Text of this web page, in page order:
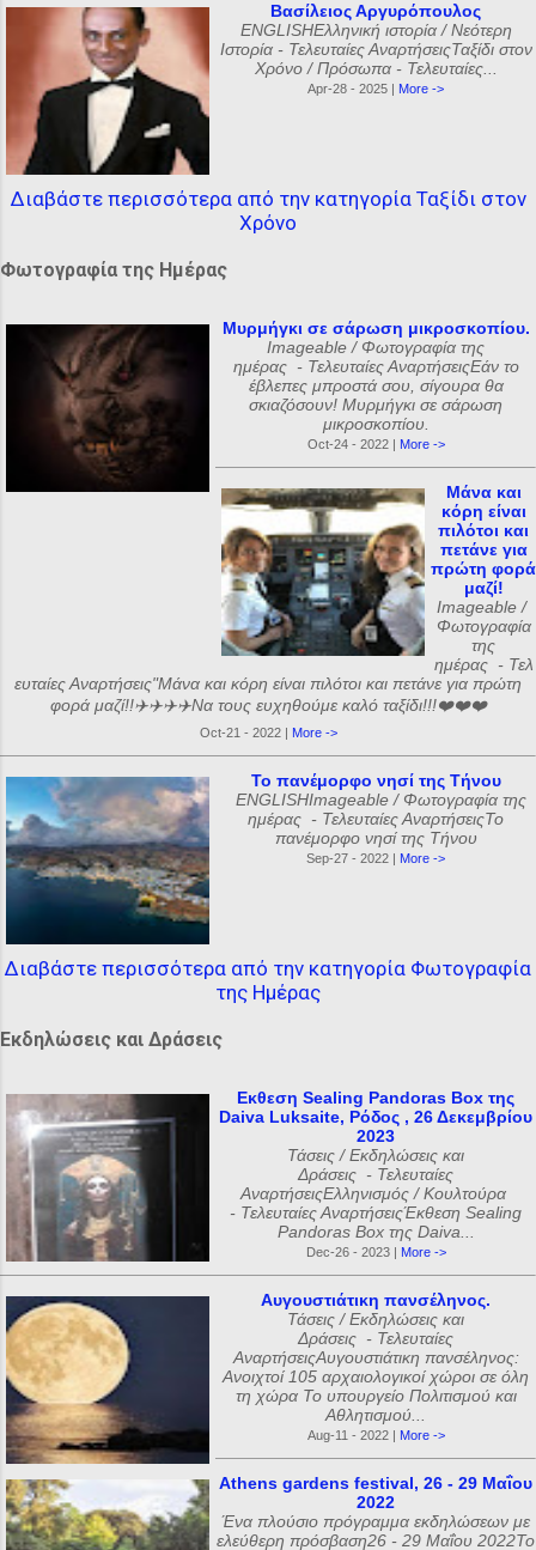
Βασίλειος Αργυρόπουλος
ENGLISHΕλληνική ιστορία / Νεότερη
Ιστορία - Τελευταίες ΑναρτήσειςΤαξίδι στον
Χρόνο / Πρόσωπα - Τελευταίες...
Apr-28 - 2025 | More ->
Διαβάστε περισσότερα από την κατηγορία Ταξίδι στον
Χρόνο
Φωτογραφία της Ημέρας
Μυρμήγκι σε σάρωση μικροσκοπίου.
Imageable / Φωτογραφία της
ημέρας - Τελευταίες ΑναρτήσειςΕάν το
έβλεπες μπροστά σου, σίγουρα θα
σκιαζόσουν! Μυρμήγκι σε σάρωση
μικροσκοπίου.
Oct-24 - 2022 | More ->
Μάνα και
κόρη είναι
πιλότοι και
πετάνε για
πρώτη φορά
μαζί!
Imageable /
Φωτογραφία
της
ημέρας - Τελ
ευταίες Αναρτήσεις"Μάνα και κόρη είναι πιλότοι και πετάνε για πρώτη
φορά μαζί!!✈️✈️✈️✈️Να τους ευχηθούμε καλό ταξίδι!!!❤️❤️❤️
Oct-21 - 2022 | More ->
Το πανέμορφο νησί της Τήνου
ENGLISHImageable / Φωτογραφία της
ημέρας - Τελευταίες ΑναρτήσειςΤο
πανέμορφο νησί της Τήνου
Sep-27 - 2022 | More ->
Διαβάστε περισσότερα από την κατηγορία Φωτογραφία
της Ημέρας
Εκδηλώσεις και Δράσεις
Εκθεση Sealing Pandoras Box της
Daiva Luksaite, Ρόδος , 26 Δεκεμβρίου
2023
Τάσεις / Εκδηλώσεις και
Δράσεις - Τελευταίες
ΑναρτήσειςΕλληνισμός / Κουλτούρα
- Τελευταίες ΑναρτήσειςΈκθεση Sealing
Pandoras Box της Daiva...
Dec-26 - 2023 | More ->
Αυγουστιάτικη πανσέληνος.
Τάσεις / Εκδηλώσεις και
Δράσεις - Τελευταίες
ΑναρτήσειςΑυγουστιάτικη πανσέληνος:
Ανοιχτοί 105 αρχαιολογικοί χώροι σε όλη
τη χώρα Το υπουργείο Πολιτισμού και
Αθλητισμού...
Aug-11 - 2022 | More ->
Athens gardens festival, 26 - 29 Μαΐου
2022
Ένα πλούσιο πρόγραμμα εκδηλώσεων με
ελεύθερη πρόσβαση26 - 29 Μαΐου 2022Το